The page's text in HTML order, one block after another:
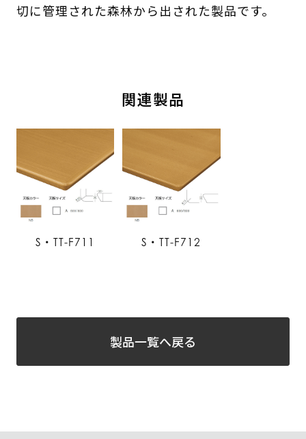
切に管理された森林から出された製品です。
関連製品
S・TT-F711 S・TT-F712
製品一覧へ戻る